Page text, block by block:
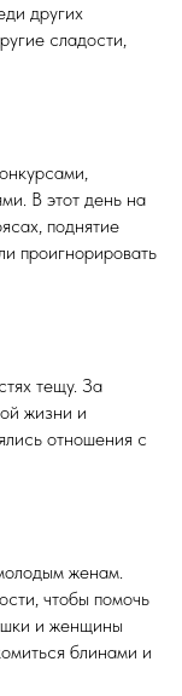
других
сладости,
В этот день на
поднятие
проигнорировать
тещу. За
жизни и
отношения с
женам.
чтобы помочь
и женщины
блинами и